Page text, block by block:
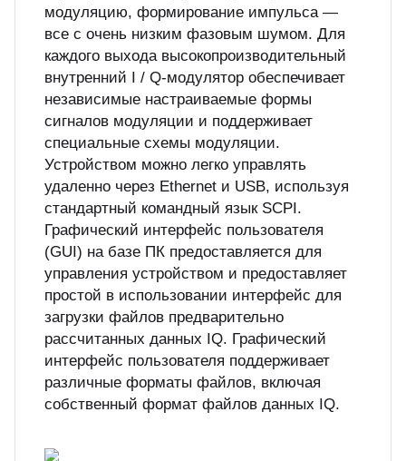
модуляцию, формирование импульса —
все с очень низким фазовым шумом. Для
каждого выхода высокопроизводительный
внутренний I / Q-модулятор обеспечивает
независимые настраиваемые формы
сигналов модуляции и поддерживает
специальные схемы модуляции.
Устройством можно легко управлять
удаленно через Ethernet и USB, используя
стандартный командный язык SCPI.
Графический интерфейс пользователя
(GUI) на базе ПК предоставляется для
управления устройством и предоставляет
простой в использовании интерфейс для
загрузки файлов предварительно
рассчитанных данных IQ. Графический
интерфейс пользователя поддерживает
различные форматы файлов, включая
собственный формат файлов данных IQ.